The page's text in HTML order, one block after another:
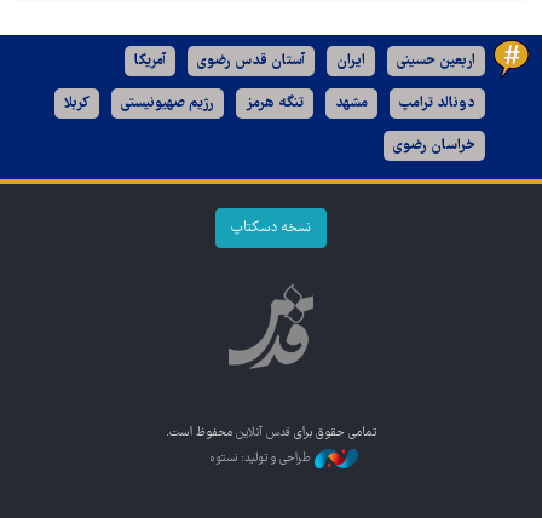
اربعین حسینی ایران آستان قدس رضوی آمریکا
دونالد ترامپ مشهد تنگه هرمز رژیم صهیونیستی کربلا
خراسان رضوی
نسخه دسکتاپ
تمامی حقوق برای قدس آنلاین محفوظ است.
طراحی و تولید: نستوه